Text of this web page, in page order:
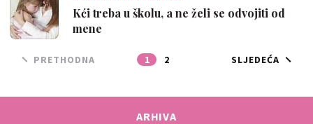
Kći treba u školu, a ne želi se odvojiti od
mene
PRETHODNA 1 2 SLJEDEĆA
ARHIVA